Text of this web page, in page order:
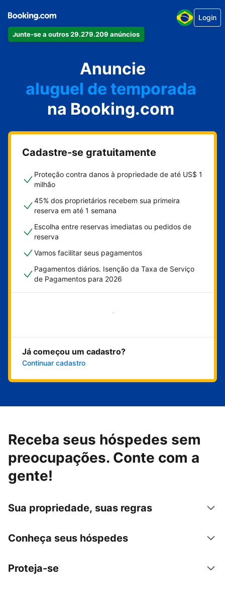
Junte-se a outros 29.279.209 anúncios
Login
Anuncie
seu apartamento
seu hotel
aluguel de temporada
sua pousada
sua casa
na Booking.com
Cadastre-se gratuitamente
Proteção contra danos à propriedade de até US$ 1
milhão
45% dos proprietários recebem sua primeira
reserva em até 1 semana
Escolha entre reservas imediatas ou pedidos de
reserva
Vamos facilitar seus pagamentos
Pagamentos diários. Isenção da Taxa de Serviço
de Pagamentos para 2026
Comece agora
Já começou um cadastro?
Continuar cadastro
Receba seus hóspedes sem
preocupações. Conte com a
gente!
Sua propriedade, suas regras
Conheça seus hóspedes
Proteja-se